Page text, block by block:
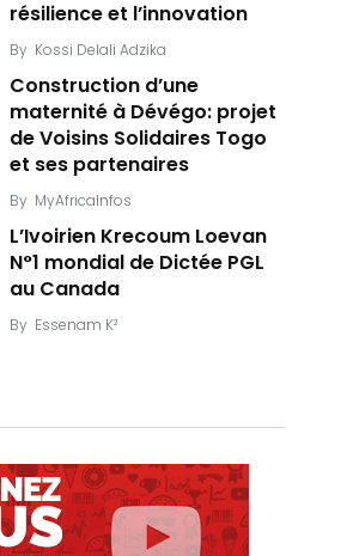
résilience et l’innovation
By Kossi Delali Adzika
Construction d’une
maternité à Dévégo: projet
de Voisins Solidaires Togo
et ses partenaires
By MyAfricaInfos
L’Ivoirien Krecoum Loevan
N°1 mondial de Dictée PGL
au Canada
By Essenam K²